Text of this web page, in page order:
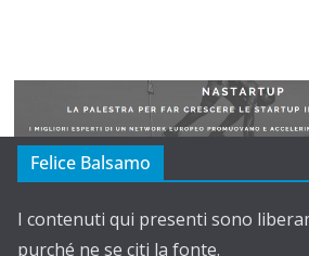
Felice Balsamo
I contenuti qui presenti sono
purché ne se citi la fonte.